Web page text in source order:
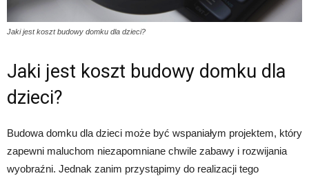
Jaki jest koszt budowy domku dla dzieci?
Jaki jest koszt budowy domku dla
dzieci?
Budowa domku dla dzieci może być wspaniałym projektem, który
zapewni maluchom niezapomniane chwile zabawy i rozwijania
wyobraźni. Jednak zanim przystąpimy do realizacji tego